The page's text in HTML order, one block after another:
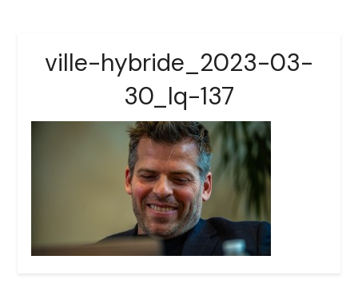
ville-hybride_2023-03-
30_lq-137